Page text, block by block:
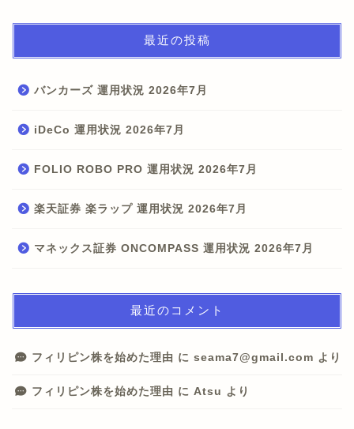
最近の投稿
バンカーズ 運用状況 2026年7月
iDeCo 運用状況 2026年7月
FOLIO ROBO PRO 運用状況 2026年7月
楽天証券 楽ラップ 運用状況 2026年7月
マネックス証券 ONCOMPASS 運用状況 2026年7月
最近のコメント
フィリピン株を始めた理由 に seama7@gmail.com より
フィリピン株を始めた理由 に Atsu より